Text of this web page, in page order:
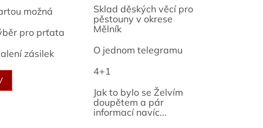
možná
pro prťata
zásilek
Sklad děských věcí pro
pěstouny v okrese
Mělník
O jednom telegramu
4+1
Jak to bylo se Želvím
doupětem a pár
informací navíc...